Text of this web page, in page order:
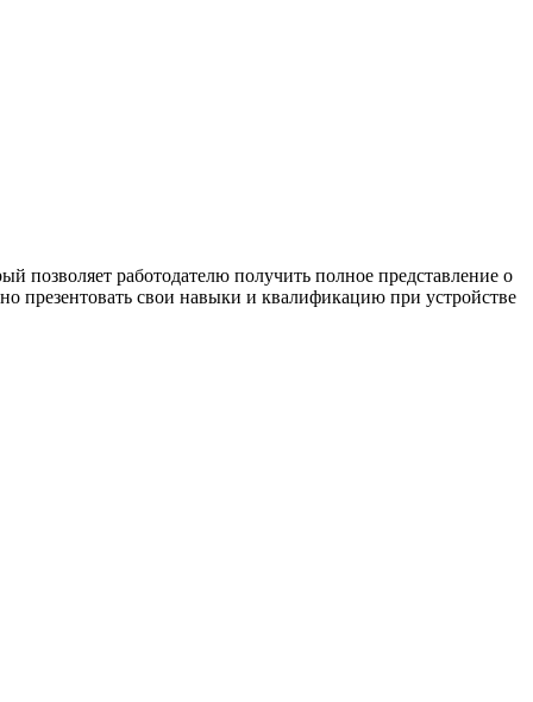
позволяет работодателю получить полное представление о
презентовать свои навыки и квалификацию при устройстве